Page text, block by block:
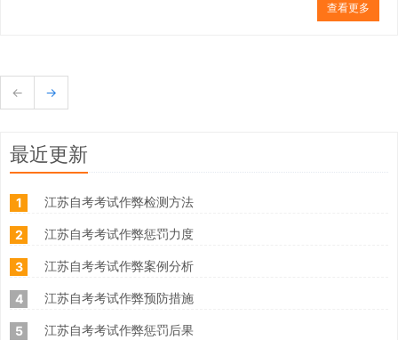
查看更多
← →
最近更新
1 江苏自考考试作弊检测方法
2 江苏自考考试作弊惩罚力度
3 江苏自考考试作弊案例分析
4 江苏自考考试作弊预防措施
5 江苏自考考试作弊惩罚后果